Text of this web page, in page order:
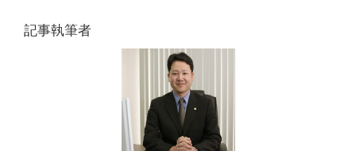
記事執筆者